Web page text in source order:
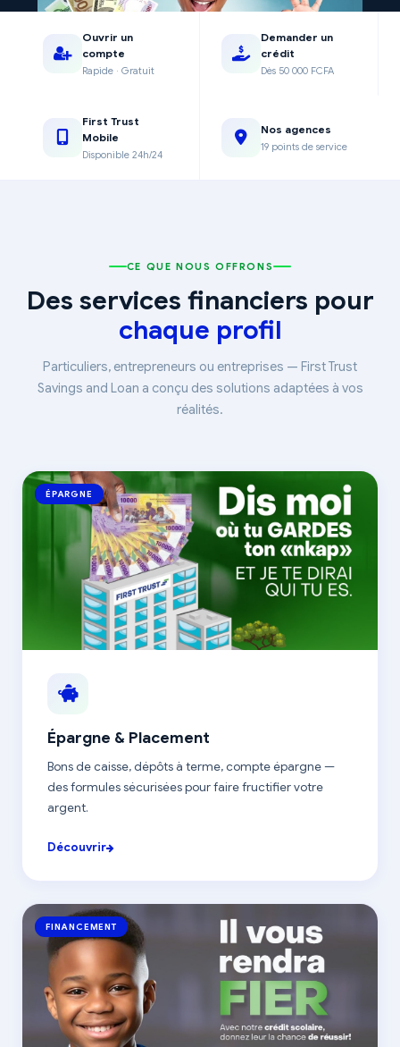
conformément à la réglementation BEAC.
Consulter les taux
Ouvrir un
compte
Rapide · Gratuit
Demander un
crédit
Dès 50 000 FCFA
First Trust
Mobile
Disponible 24h/24
Nos agences
19 points de service
CE QUE NOUS OFFRONS
Des services financiers pour
chaque profil
Particuliers, entrepreneurs ou entreprises — First Trust
Savings and Loan a conçu des solutions adaptées à vos
réalités.
ÉPARGNE
Épargne & Placement
Bons de caisse, dépôts à terme, compte épargne —
des formules sécurisées pour faire fructifier votre
argent.
Découvrir
FINANCEMENT